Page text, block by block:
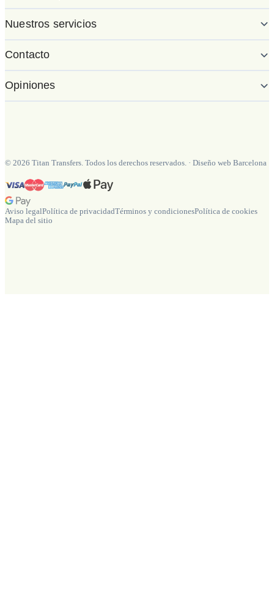
Nuestros servicios
Contacto
Opiniones
© 2026 Titan Transfers. Todos los derechos reservados. · Diseño web Barcelona
Aviso legalPolítica de privacidadTérminos y condicionesPolítica de cookies
Mapa del sitio